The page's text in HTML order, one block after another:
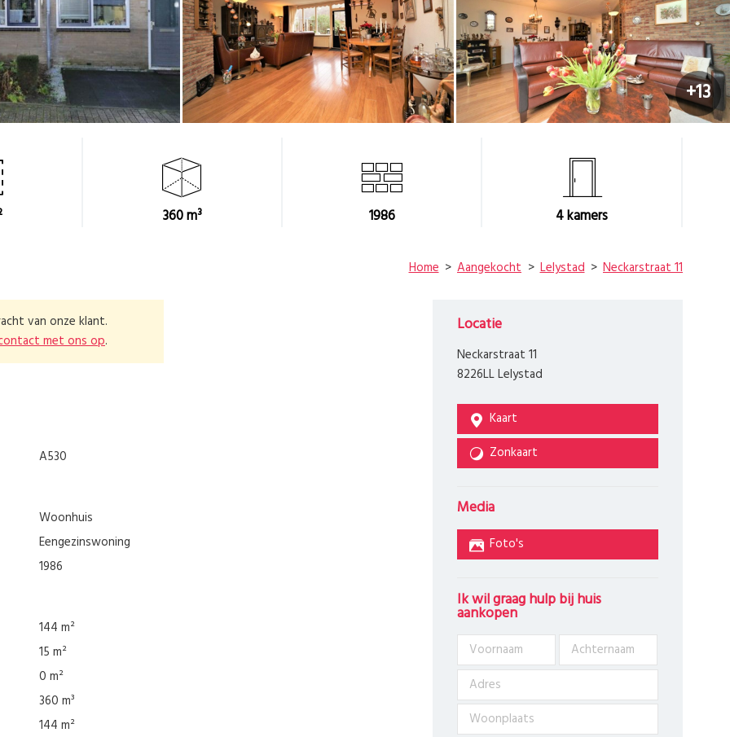
+13
360 m³ 1986 4kamers
Home Aangekocht Lelystad Neckarstraat 11
van onze klant.
met ons op.
A530
woonhuis
eengezinswoning
1986
144 m²
15 m²
0 m²
360 m³
144 m²
Locatie
Neckarstraat 11
8226LL Lelystad
Kaart
Zonkaart
Media
Foto's
Ik wil graag hulp bij huis
aankopen